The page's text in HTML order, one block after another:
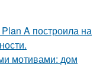
A построила на
мотивами: дом